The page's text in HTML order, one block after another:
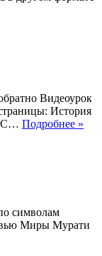
Видеоурок
История
Подробнее »
символам
Миры Мурати